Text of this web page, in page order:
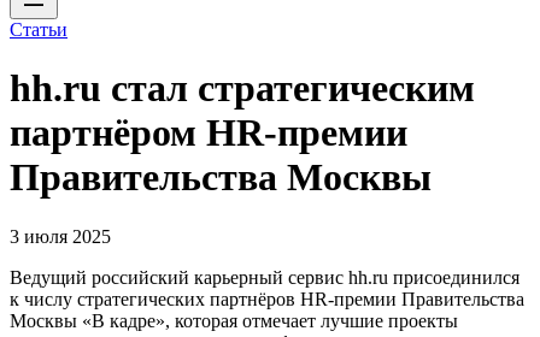
Статьи
hh.ru стал стратегическим
партнёром HR-премии
Правительства Москвы
3 июля 2025
Ведущий российский карьерный сервис hh.ru присоединился
к числу стратегических партнёров HR-премии Правительства
Москвы «В кадре», которая отмечает лучшие проекты